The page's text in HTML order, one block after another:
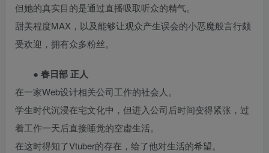
但她的真实目的是通过直播吸取听众的精气。
甜美程度MAX，以及能够让观众产生误会的小恶魔般言行颇
受欢迎，拥有众多粉丝。
● 春日部 正人
在一家Web设计相关公司工作的社会人。
学生时代沉浸在宅文化中，但进入公司后时间变得紧张，过
着工作一天后直接睡觉的空虚生活。
在这时得知了Vtuber的存在，给了他对生活的希望。